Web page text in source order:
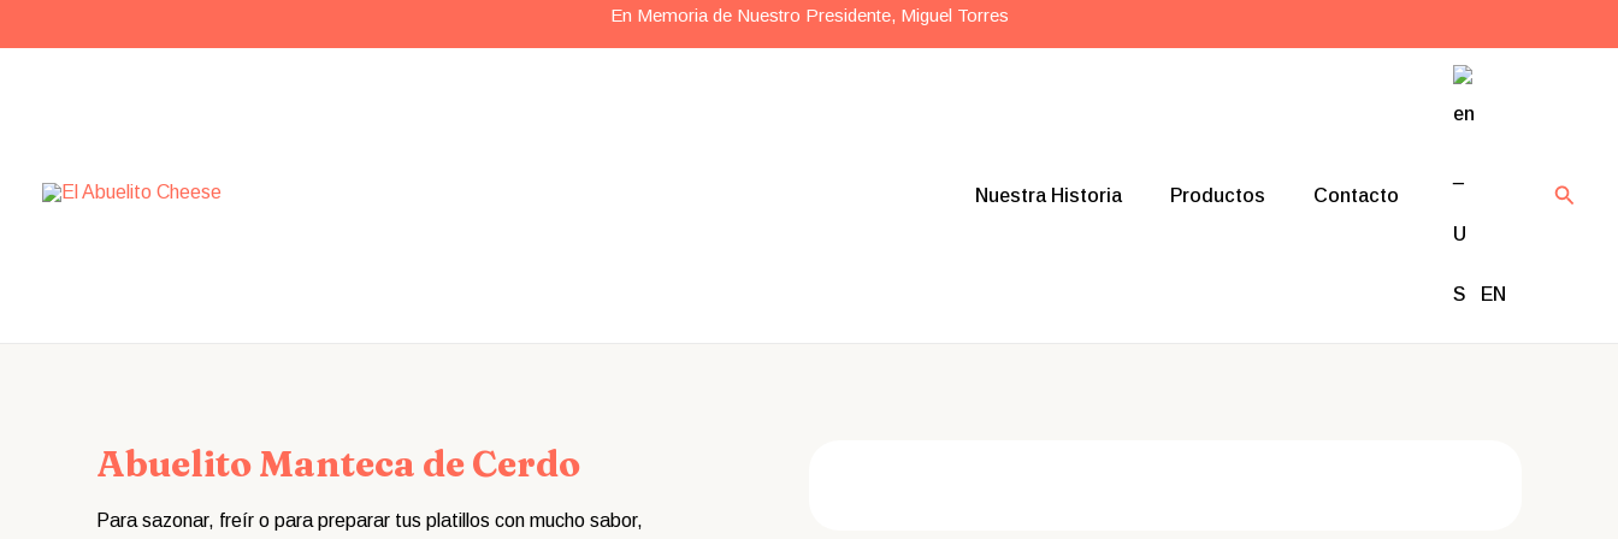
al
En Memoria de Nuestro Presidente, Miguel Torres
Nuestra Historia Productos Contacto
EN
Abuelito Manteca de Cerdo
Para sazonar, freír o para preparar tus platillos con mucho sabor,